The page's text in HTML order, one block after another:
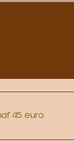
45 euro.